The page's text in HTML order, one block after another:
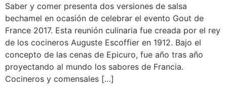
Saber y comer presenta dos versiones de salsa
bechamel en ocasión de celebrar el evento Gout de
France 2017. Esta reunión culinaria fue creada por el rey
de los cocineros Auguste Escoffier en 1912. Bajo el
concepto de las cenas de Epicuro, fue año tras año
proyectando al mundo los sabores de Francia.
Cocineros y comensales […]